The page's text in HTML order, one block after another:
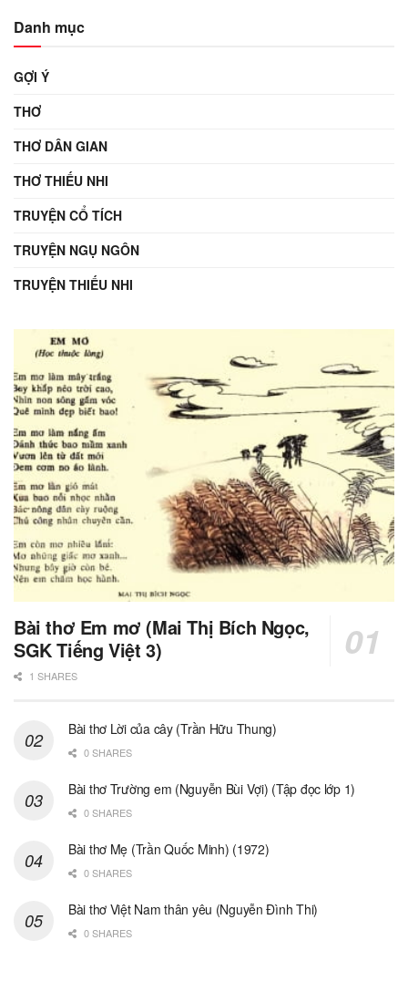
Danh mục
GỢI Ý
THƠ
THƠ DÂN GIAN
THƠ THIẾU NHI
TRUYỆN CỔ TÍCH
TRUYỆN NGỤ NGÔN
TRUYỆN THIẾU NHI
Bài thơ Em mơ (Mai Thị Bích Ngọc,
SGK Tiếng Việt 3)
1 SHARES
Bài thơ Lời của cây (Trần Hữu Thung)
0 SHARES
Bài thơ Trường em (Nguyễn Bùi Vợi) (Tập đọc lớp 1)
0 SHARES
Bài thơ Mẹ (Trần Quốc Minh) (1972)
0 SHARES
Bài thơ Việt Nam thân yêu (Nguyễn Đình Thi)
0 SHARES